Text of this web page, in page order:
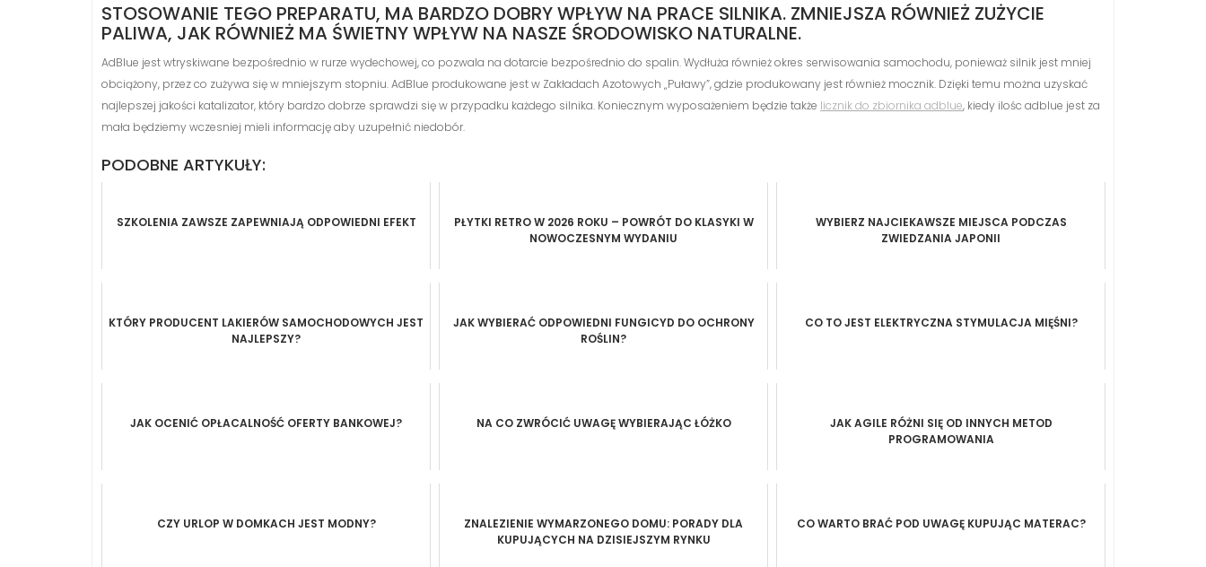
STOSOWANIE TEGO PREPARATU, MA BARDZO DOBRY WPŁYW NA PRACE SILNIKA. ZMNIEJSZA RÓWNIEŻ ZUŻYCIE
PALIWA, JAK RÓWNIEŻ MA ŚWIETNY WPŁYW NA NASZE ŚRODOWISKO NATURALNE.
AdBlue jest wtryskiwane bezpośrednio w rurze wydechowej, co pozwala na dotarcie bezpośrednio do spalin. Wydłuża również okres serwisowania samochodu, ponieważ silnik jest mniej
obciążony, przez co zużywa się w mniejszym stopniu. AdBlue produkowane jest w Zakładach Azotowych „Puławy”, gdzie produkowany jest również mocznik. Dzięki temu można uzyskać
najlepszej jakości katalizator, który bardzo dobrze sprawdzi się w przypadku każdego silnika. Koniecznym wyposażeniem będzie także licznik do zbiornika adblue, kiedy ilośc adblue jest za
mała będziemy wczesniej mieli informację aby uzupełnić niedobór.
PODOBNE ARTYKUŁY:
SZKOLENIA ZAWSZE ZAPEWNIAJĄ ODPOWIEDNI EFEKT
PŁYTKI RETRO W 2026 ROKU – POWRÓT DO KLASYKI W
NOWOCZESNYM WYDANIU
WYBIERZ NAJCIEKAWSZE MIEJSCA PODCZAS
ZWIEDZANIA JAPONII
KTÓRY PRODUCENT LAKIERÓW SAMOCHODOWYCH JEST
NAJLEPSZY?
JAK WYBIERAĆ ODPOWIEDNI FUNGICYD DO OCHRONY
ROŚLIN?
CO TO JEST ELEKTRYCZNA STYMULACJA MIĘŚNI?
JAK OCENIĆ OPŁACALNOŚĆ OFERTY BANKOWEJ? NA CO ZWRÓCIĆ UWAGĘ WYBIERAJĄC ŁÓŻKO
JAK AGILE RÓŻNI SIĘ OD INNYCH METOD
PROGRAMOWANIA
CZY URLOP W DOMKACH JEST MODNY?
ZNALEZIENIE WYMARZONEGO DOMU: PORADY DLA
KUPUJĄCYCH NA DZISIEJSZYM RYNKU
CO WARTO BRAĆ POD UWAGĘ KUPUJĄC MATERAC?